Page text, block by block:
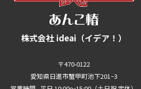
株式会社 ideai（イデア！）
〒470-0122
愛知県日進市蟹甲町池下201−3